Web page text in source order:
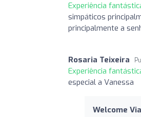
Experiência
simpáticos
principalmente a
Rosaria Teixeira
Experiência
especial a Vanessa
Welcome